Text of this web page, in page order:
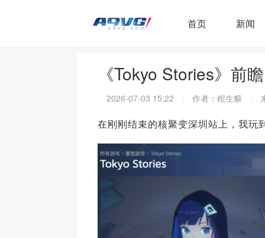
首页 新闻
《Tokyo Stories》前
2026-07-03 15:22 作者：棺生貘
在刚刚结束的核聚变深圳站上，我